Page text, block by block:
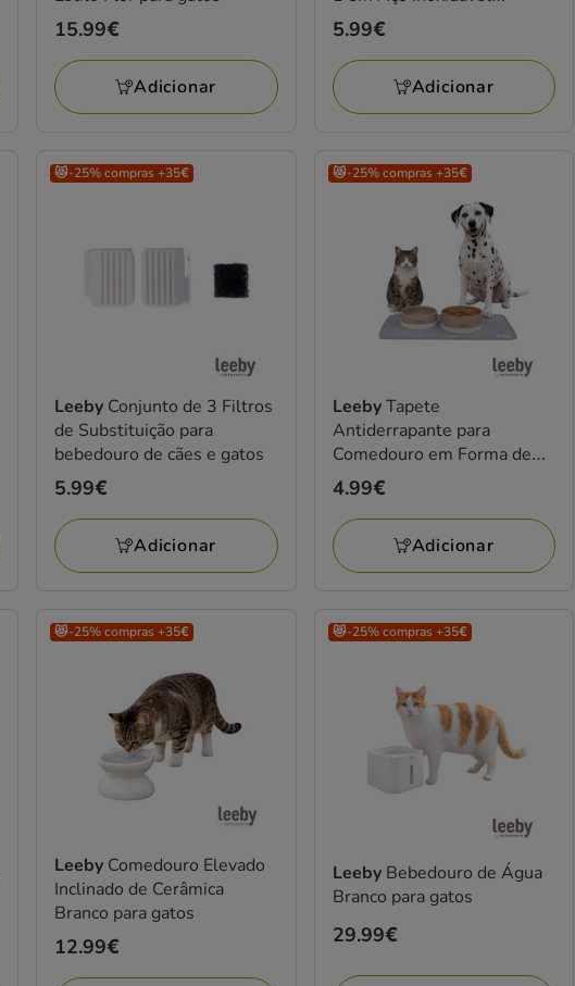
Preço
15.99€
15.99€
Adicionar
Cinzento para gatos
Preço
5.99€
5.99€
Adicionar
😻-25% compras +35€
Leeby Conjunto de 3 Filtros
de Substituição para
bebedouro de cães e gatos
Preço
5.99€
5.99€
Adicionar
😻-25% compras +35€
LeebyTapete
Antiderrapante para
Comedouro em Forma de
Gato Cinzento para cães e
gatos
Preço
4.99€
4.99€
Adicionar
😻-25% compras +35€
Leeby Comedouro Elevado
Inclinado de Cerâmica
Branco para gatos
Preço
12.99€
12.99€
😻-25% compras +35€
Leeby Bebedouro de Água
Branco para gatos
Preço
29.99€